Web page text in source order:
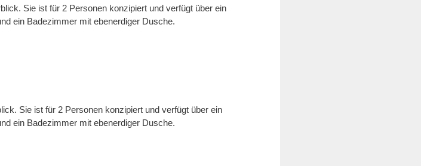
Sie ist für 2 Personen konzipiert und verfügt über ein
ein Badezimmer mit ebenerdiger Dusche.
Sie ist für 2 Personen konzipiert und verfügt über ein
ein Badezimmer mit ebenerdiger Dusche.